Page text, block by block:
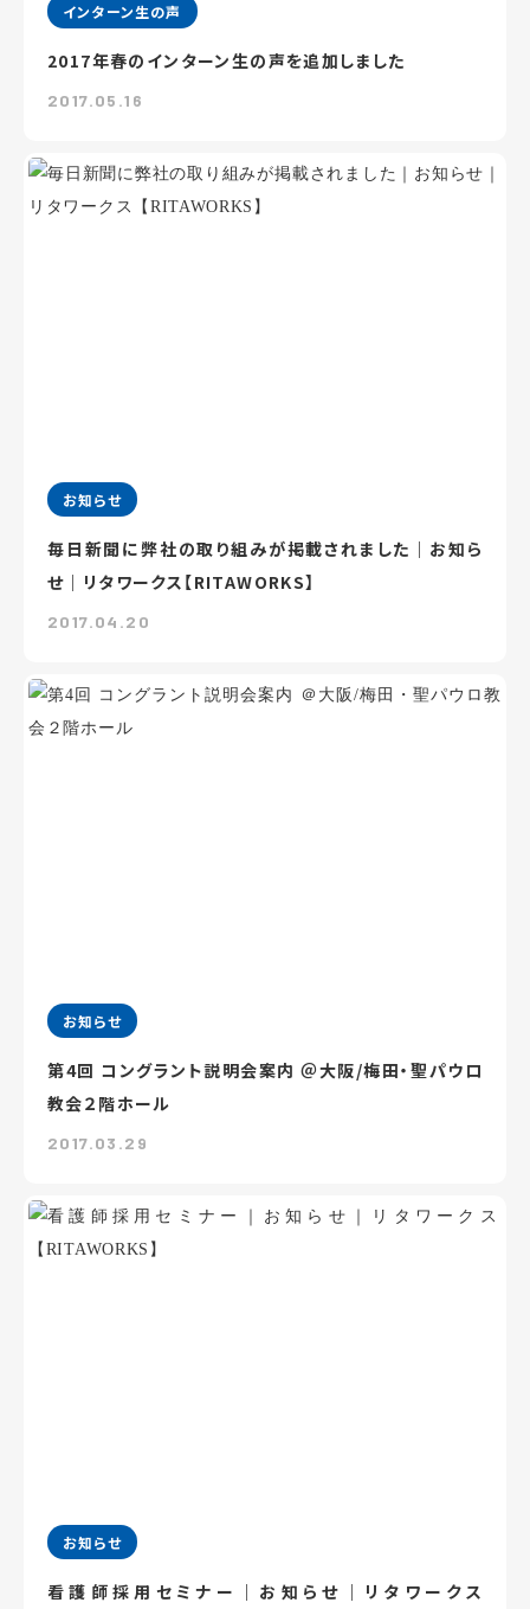
インターン生の声
2017年春のインターン生の声を追加しました
2017.05.16
お知らせ
毎日新聞に弊社の取り組みが掲載されました｜お知ら
せ｜リタワークス【RITAWORKS】
2017.04.20
お知らせ
第4回 コングラント説明会案内 ＠大阪/梅田・聖パウロ
教会２階ホール
2017.03.29
お知らせ
看護師採用セミナー｜お知らせ｜リタワークス